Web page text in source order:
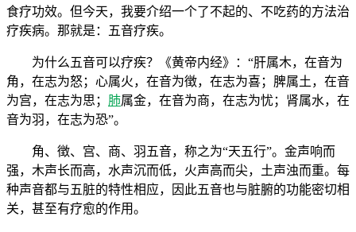
食疗功效。但今天，我要介绍一个了不起的、不吃药的方法治
疗疾病。那就是：五音疗疾。
为什么五音可以疗疾？《黄帝内经》：“肝属木，在音为
角，在志为怒；心属火，在音为徴，在志为喜；脾属土，在音
为宫，在志为思； 肺属金，在音为商，在志为忧；肾属水，在
音为羽，在志为恐”。
角、徴、宫、商、羽五音，称之为“天五行”。金声响而
强，木声长而高，水声沉而低，火声高而尖，土声浊而重。每
种声音都与五脏的特性相应，因此五音也与脏腑的功能密切相
关，甚至有疗愈的作用。